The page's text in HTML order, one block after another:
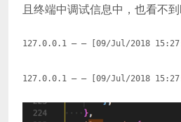
且终端中调试信息中，也看不到
127.0.0.1 – – [09/Jul/2018
127.0.0.1 – – [09/Jul/2018